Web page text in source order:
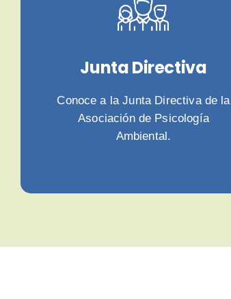
Junta Directiva
Conoce a la Junta Directiva de la
Asociación de Psicología
Ambiental.